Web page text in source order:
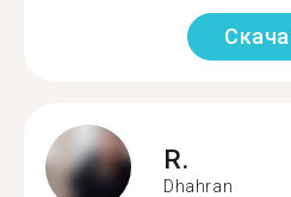
R.
Dhahran